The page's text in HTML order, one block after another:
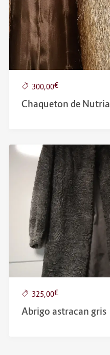
300,00€
Chaqueton de Nutria
325,00€
Abrigo astracan gris